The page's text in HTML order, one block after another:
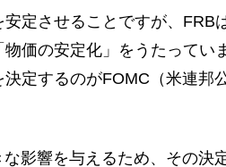
定させることですが、FRB
価の安定化」をうたってい
定するのがFOMC（米連邦
影響を与えるため、その決